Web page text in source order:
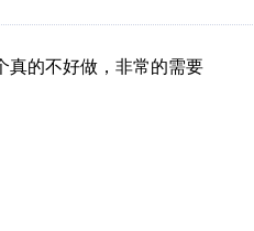
真的不好做，非常的需要